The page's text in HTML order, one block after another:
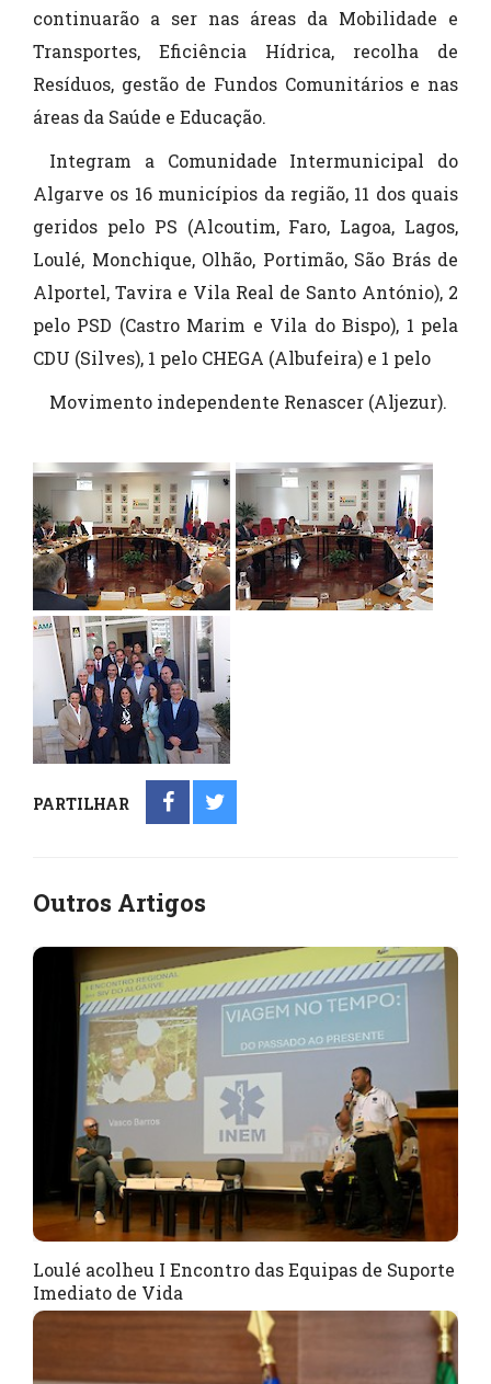
continuarão a ser nas áreas da Mobilidade e
Transportes, Eficiência Hídrica, recolha de
Resíduos, gestão de Fundos Comunitários e nas
áreas da Saúde e Educação.
Integram a Comunidade Intermunicipal do
Algarve os 16 municípios da região, 11 dos quais
geridos pelo PS (Alcoutim, Faro, Lagoa, Lagos,
Loulé, Monchique, Olhão, Portimão, São Brás de
Alportel, Tavira e Vila Real de Santo António), 2
pelo PSD (Castro Marim e Vila do Bispo), 1 pela
CDU (Silves), 1 pelo CHEGA (Albufeira) e 1 pelo
Movimento independente Renascer (Aljezur).
PARTILHAR
Outros Artigos
Loulé acolheu I Encontro das Equipas de Suporte
Imediato de Vida